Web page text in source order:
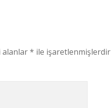
alanlar* ile işaretlenmişlerdir